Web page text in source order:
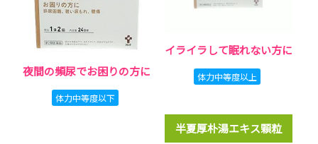
夜間の頻尿でお困りの方に
体力中等度以下
イライラして眠れない方に
体力中等度以上
半夏厚朴湯エキス顆粒